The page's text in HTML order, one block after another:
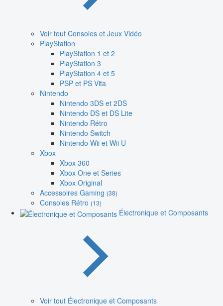
Voir tout Consoles et Jeux Vidéo
PlayStation
PlayStation 1 et 2
PlayStation 3
PlayStation 4 et 5
PSP et PS Vita
Nintendo
Nintendo 3DS et 2DS
Nintendo DS et DS Lite
Nintendo Rétro
Nintendo Switch
Nintendo Wii et Wii U
Xbox
Xbox 360
Xbox One et Series
Xbox Original
Accessoires Gaming (38)
Consoles Rétro (13)
Électronique et Composants
Voir tout Électronique et Composants